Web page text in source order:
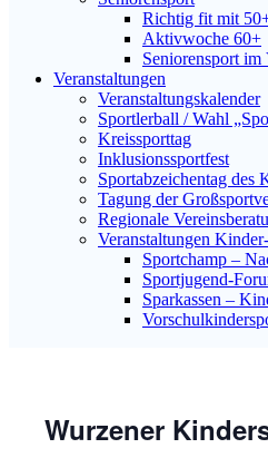
Richtig fit mit
Aktivwoche 60+
Seniorensport im
Veranstaltungen
Veranstaltungskalender
Sportlerball / Wahl
Kreissporttag
Inklusionssportfest
Sportabzeichentag des
Tagung der
Regionale
Veranstaltungen
Sportchamp –
Sportjugend-
Sparkassen –
Wurzener